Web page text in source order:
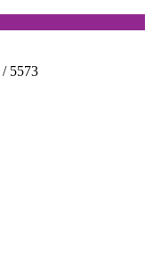
/ 5573